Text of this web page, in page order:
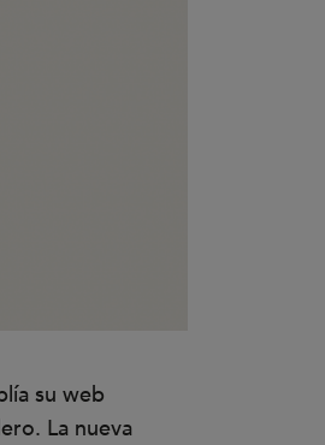
su web
La nueva